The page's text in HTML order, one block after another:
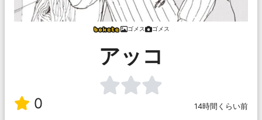
ゴメス ゴメス
アッコ
0 14時間くらい前